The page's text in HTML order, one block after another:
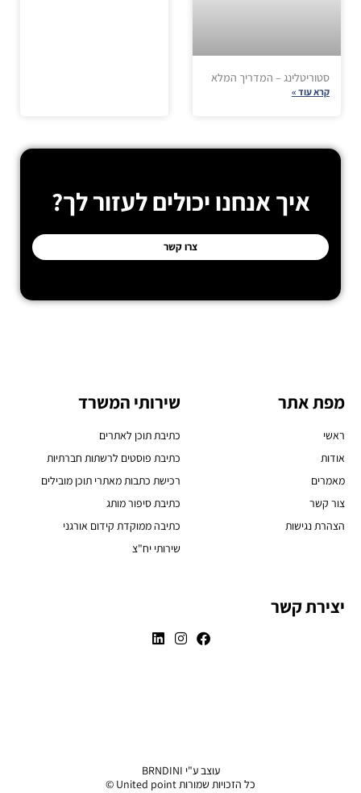
סטוריטלינג – המדריך המלא
קרא עוד »
איך אנחנו יכולים לעזור לך?
צרו קשר
מפת אתר
ראשי
אודות
מאמרים
צור קשר
הצהרת נגישות
שירותי המשרד
כתיבת תוכן לאתרים
כתיבת פוסטים לרשתות חברתיות
רכישת כתבות מאתרי תוכן מובילים
כתיבת סיפור מותג
כתיבה ממוקדת קידום אורגני
שירותי יח"צ
יצירת קשר
עוצב ע"י BRNDINI
כל הזכויות שמורות United point ©